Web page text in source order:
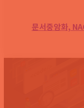
문서중앙화,